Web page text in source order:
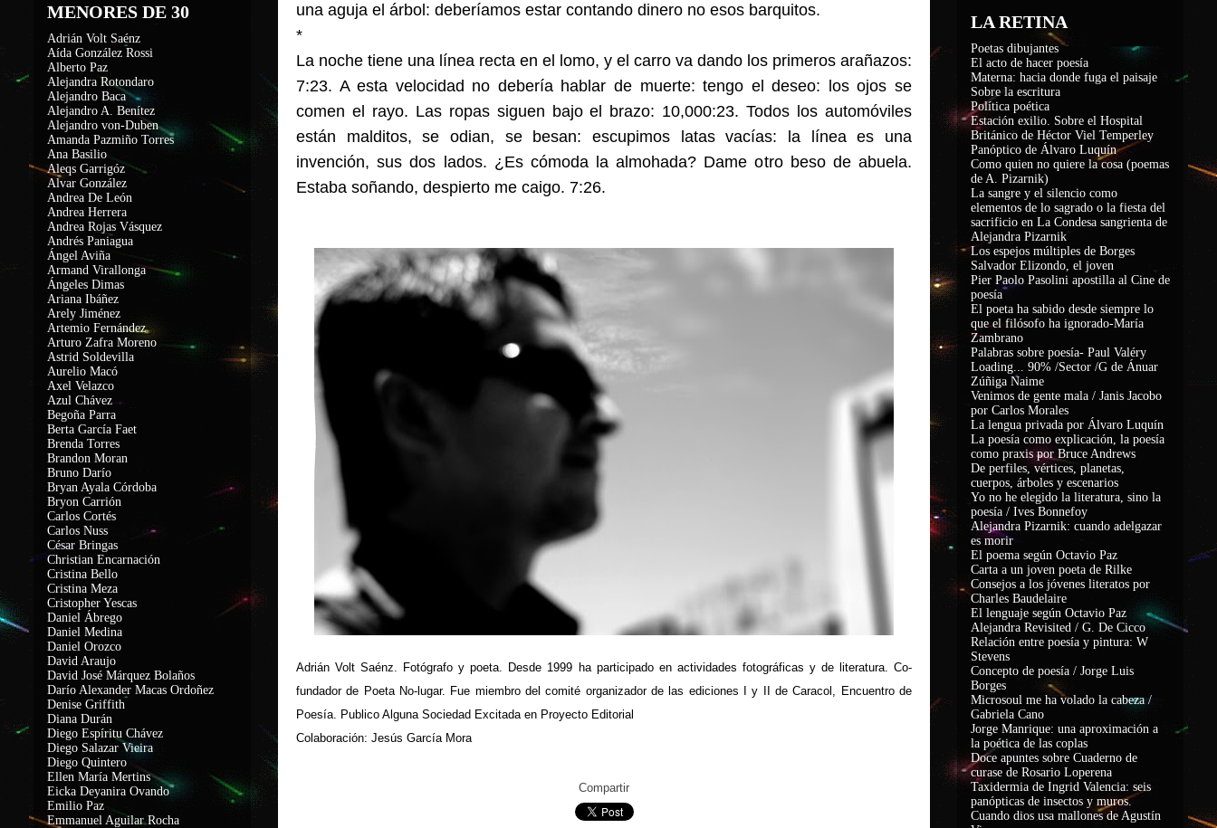
una aguja el árbol: deberíamos estar contando dinero no esos barquitos.
*
La noche tiene una línea recta en el lomo, y el carro va dando los primeros arañazos:
7:23. A esta velocidad no debería hablar de muerte: tengo el deseo: los ojos se
comen el rayo. Las ropas siguen bajo el brazo: 10,000:23. Todos los automóviles
están malditos, se odian, se besan: escupimos latas vacías: la línea es una
invención, sus dos lados. ¿Es cómoda la almohada? Dame otro beso de abuela.
Estaba soñando, despierto me caigo. 7:26.
Adrián Volt Saénz. Fotógrafo y poeta. Desde 1999 ha participado en actividades fotográficas y de literatura. Co-
fundador de Poeta No-lugar. Fue miembro del comité organizador de las ediciones I y II de Caracol, Encuentro de
Poesía. Publico Alguna Sociedad Excitada en Proyecto Editorial
Colaboración: Jesús García Mora
Compartir
MENORES DE 30
Adrián Volt Saénz
Aída González Rossi
Alberto Paz
Alejandra Rotondaro
Alejandro Baca
Alejandro A. Benítez
Alejandro von-Duben
Amanda Pazmiño Torres
Ana Basilio
Aleqs Garrigóz
Alvar González
Andrea De León
Andrea Herrera
Andrea Rojas Vásquez
Andrés Paniagua
Ángel Aviña
Armand Virallonga
Ángeles Dimas
Ariana Ibáñez
Arely Jiménez
Artemio Fernández
Arturo Zafra Moreno
Astrid Soldevilla
Aurelio Macó
Axel Velazco
Azul Chávez
Begoña Parra
Berta García Faet
Brenda Torres
Brandon Moran
Bruno Darío
Bryan Ayala Córdoba
Bryon Carrión
Carlos Cortés
Carlos Nuss
César Bringas
Christian Encarnación
Cristina Bello
Cristina Meza
Cristopher Yescas
Daniel Ábrego
Daniel Medina
Daniel Orozco
David Araujo
David José Márquez Bolaños
Darío Alexander Macas Ordoñez
Denise Griffith
Diana Durán
Diego Espíritu Chávez
Diego Salazar Vieira
Diego Quintero
Ellen María Mertins
Eicka Deyanira Ovando
Emilio Paz
Emmanuel Aguilar Rocha
LA RETINA
Poetas dibujantes
El acto de hacer poesía
Materna: hacia donde fuga el paisaje
Sobre la escritura
Política poética
Estación exilio. Sobre el Hospital
Británico de Héctor Viel Temperley
Panóptico de Álvaro Luquín
Como quien no quiere la cosa (poemas
de A. Pizarnik)
La sangre y el silencio como
elementos de lo sagrado o la fiesta del
sacrificio en La Condesa sangrienta de
Alejandra Pizarnik
Los espejos múltiples de Borges
Salvador Elizondo, el joven
Pier Paolo Pasolini apostilla al Cine de
poesía
El poeta ha sabido desde siempre lo
que el filósofo ha ignorado-María
Zambrano
Palabras sobre poesía- Paul Valéry
Loading... 90% /Sector /G de Ánuar
Zúñiga Naime
Venimos de gente mala / Janis Jacobo
por Carlos Morales
La lengua privada por Álvaro Luquín
La poesía como explicación, la poesía
como praxis por Bruce Andrews
De perfiles, vértices, planetas,
cuerpos, árboles y escenarios
Yo no he elegido la literatura, sino la
poesía / Ives Bonnefoy
Alejandra Pizarnik: cuando adelgazar
es morir
El poema según Octavio Paz
Carta a un joven poeta de Rilke
Consejos a los jóvenes literatos por
Charles Baudelaire
El lenguaje según Octavio Paz
Alejandra Revisited / G. De Cicco
Relación entre poesía y pintura: W
Stevens
Concepto de poesía / Jorge Luis
Borges
Microsoul me ha volado la cabeza /
Gabriela Cano
Jorge Manrique: una aproximación a
la poética de las coplas
Doce apuntes sobre Cuaderno de
curase de Rosario Loperena
Taxidermia de Ingrid Valencia: seis
panópticas de insectos y muros.
Cuando dios usa mallones de Agustín